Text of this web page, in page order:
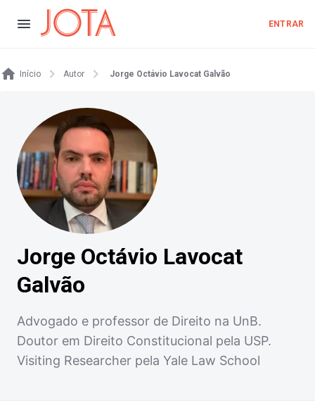
ENTRAR
Início Autor Jorge Octávio Lavocat Galvão
Jorge Octávio Lavocat
Galvão
Advogado e professor de Direito na UnB.
Doutor em Direito Constitucional pela USP.
Visiting Researcher pela Yale Law School